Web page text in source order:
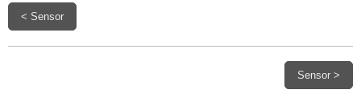
< Sensor
Sensor >